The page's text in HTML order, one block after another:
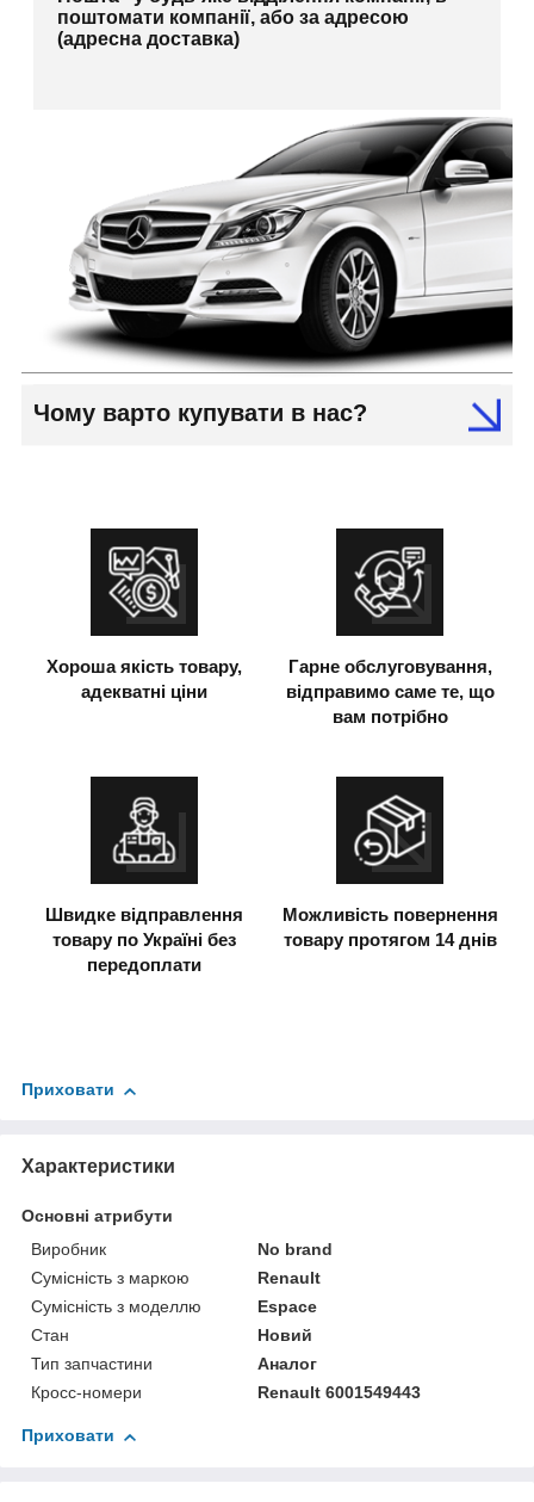
поштомати компанії, або за адресою
(адресна доставка)
Чому варто купувати в нас?
Хороша якість товару,
адекватні ціни
Гарне обслуговування,
відправимо саме те, що
вам потрібно
Швидке відправлення
товару по Україні без
передоплати
Можливість повернення
товару протягом 14 днів
Приховати
Характеристики
Основні атрибути
Виробник
No brand
Сумісність з маркою
Renault
Сумісність з моделлю
Espace
Стан
Новий
Тип запчастини
Аналог
Кросс-номери
Renault 6001549443
Приховати